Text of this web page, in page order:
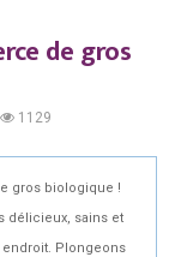
de gros
1129
gros biologique !
délicieux, sains et
endroit. Plongeons